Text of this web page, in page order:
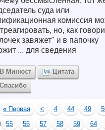
суда или
комиссия
но, как
завяжет" и в папочку
... для сведения
В Минюст
Цитата
Спасибо
« Первая < 4 44 49
55 56 57 58 59
64